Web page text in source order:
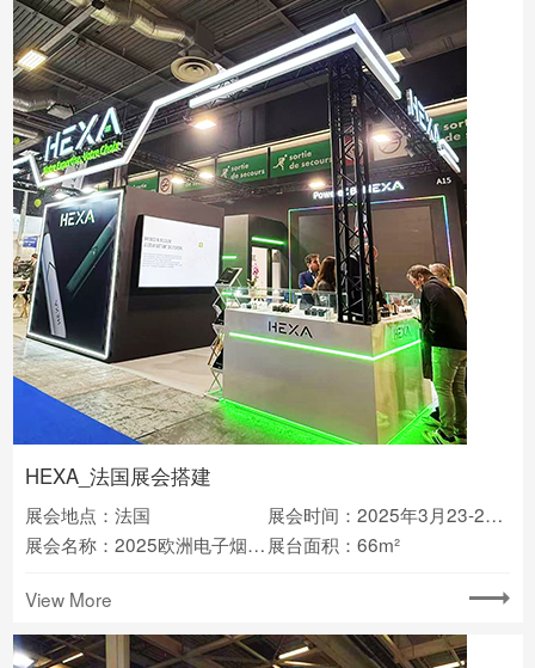
HEXA_法国展会搭建
展会地点：法国
展会时间：2025年3月23-24日
展会名称：2025欧洲电子烟展览会(Vapexpo) 展台面积：66m²
View More